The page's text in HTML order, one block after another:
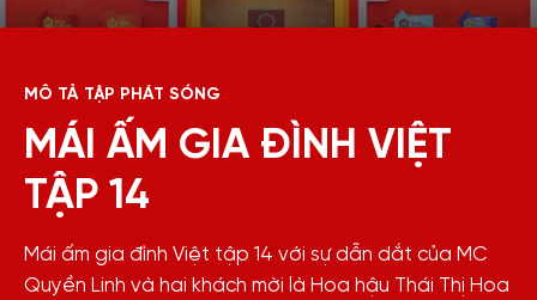
MÔ TẢ TẬP PHÁT SÓNG
MÁI ẤM GIA ĐÌNH VIỆT
TẬP 14
Mái ấm gia đình Việt tập 14 với sự dẫn dắt của MC
Quyền Linh và hai khách mời là Hoa hậu Thái Thị Hoa